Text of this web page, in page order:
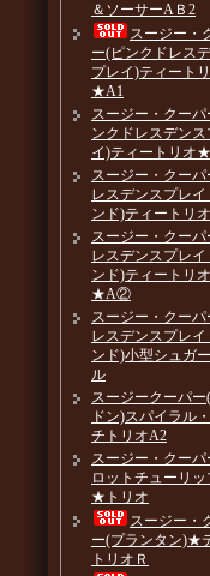
＆ソーサーAＢ2
スージー・
ー(ピンクドレス
プレイ)ティート
★A1
スージー・クーパ
ンクドレスデンス
イ)ティートリオ
スージー・クーパ
レスデンスプレイ
ンド)ティートリ
スージー・クーパ
レスデンスプレイ
ンド)ティートリオ
★A②
スージー・クーパ
レスデンスプレイ
ンド)小型シュガ
ル
スージークーパー
ドン)スパイラル
チトリオA2
スージー・クーパ
ロットチューリッ
★トリオ
スージー・
ー(プランタン)★
トリオＲ